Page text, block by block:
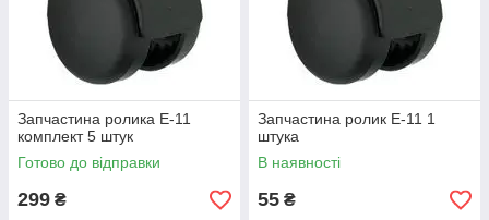
Запчастина ролика E-11
комплект 5 штук
Готово до відправки
299 ₴
Запчастина ролик E-11 1
штука
В наявності
55 ₴